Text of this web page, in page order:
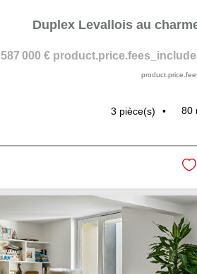
Duplex Levallois au
587 000 €
3 pièce(s) 80